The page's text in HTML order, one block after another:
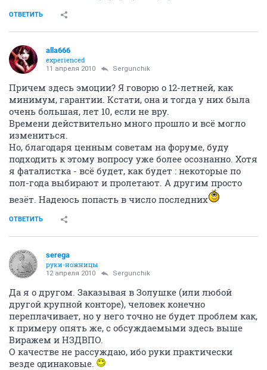
ОТВЕТИТЬ
alla666
experienced
11 апреля 2010 Sergunchik
Причем здесь эмоции? Я говорю о 12-летней, как
минимум, гарантии. Кстати, она и тогда у них была
очень большая, лет 10, если не вру.
Времени действительно много прошло и всё могло
измениться.
Но, благодаря ценным советам на форуме, буду
подходить к этому вопросу уже более осознанно. Хотя
я фаталистка - всё будет, как будет : некоторые по
пол-года выбирают и пролетают. А другим просто
везёт. Надеюсь попасть в число последних
ОТВЕТИТЬ
serega
руки-ножницы
12 апреля 2010 Sergunchik
Да я о другом. Заказывая в Золушке (или любой
другой крупной конторе), человек конечно
переплачивает, но у него точно не будет проблем как,
к примеру опять же, с обсуждаемыми здесь выше
Виражем и НЗДВПО.
О качестве не рассуждаю, ибо руки практически
везде одинаковые.